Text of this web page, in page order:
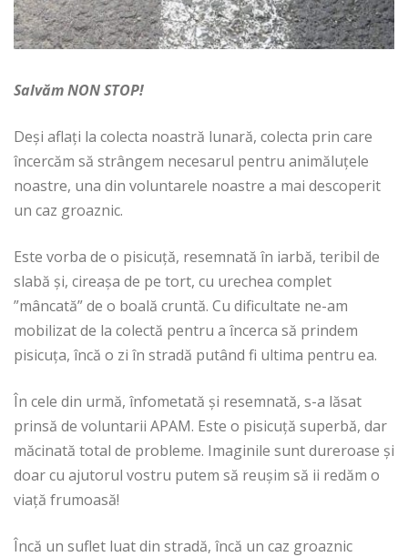
Salvăm NON STOP!
Deși aflați la colecta noastră lunară, colecta prin care
încercăm să strângem necesarul pentru animăluțele
noastre, una din voluntarele noastre a mai descoperit
un caz groaznic.
Este vorba de o pisicuță, resemnată în iarbă, teribil de
slabă și, cireașa de pe tort, cu urechea complet
”mâncată” de o boală cruntă. Cu dificultate ne-am
mobilizat de la colectă pentru a încerca să prindem
pisicuța, încă o zi în stradă putând fi ultima pentru ea.
În cele din urmă, înfometată și resemnată, s-a lăsat
prinsă de voluntarii APAM. Este o pisicuță superbă, dar
măcinată total de probleme. Imaginile sunt dureroase și
doar cu ajutorul vostru putem să reușim să ii redăm o
viață frumoasă!
Încă un suflet luat din stradă, încă un caz groaznic